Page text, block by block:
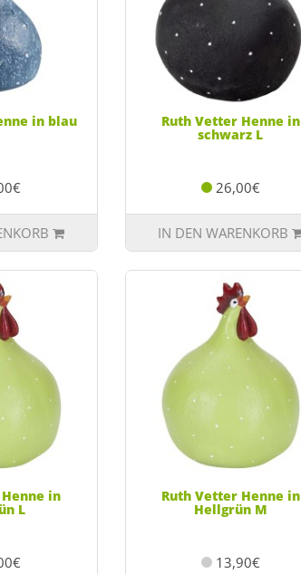
in blau Ruth Vetter Henne in
schwarz L
26,00€
IN DEN WARENKORB
in
L
Ruth Vetter Henne in
Hellgrün M
13,90€